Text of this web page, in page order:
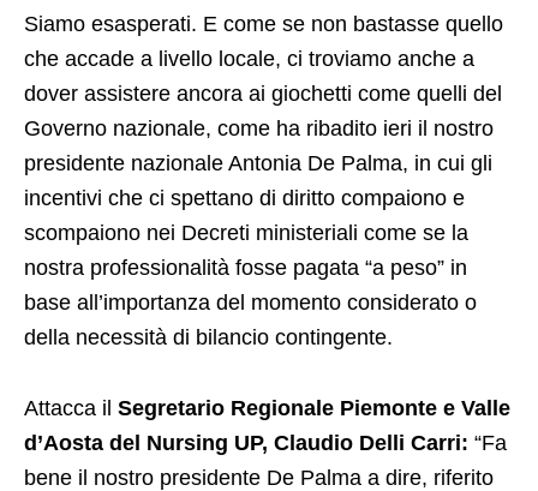
Siamo esasperati. E come se non bastasse quello
che accade a livello locale, ci troviamo anche a
dover assistere ancora ai giochetti come quelli del
Governo nazionale, come ha ribadito ieri il nostro
presidente nazionale Antonia De Palma, in cui gli
incentivi che ci spettano di diritto compaiono e
scompaiono nei Decreti ministeriali come se la
nostra professionalità fosse pagata “a peso” in
base all’importanza del momento considerato o
della necessità di bilancio contingente.
Attacca il Segretario Regionale Piemonte e Valle
d’Aosta del Nursing UP, Claudio Delli Carri: “Fa
bene il nostro presidente De Palma a dire, riferito